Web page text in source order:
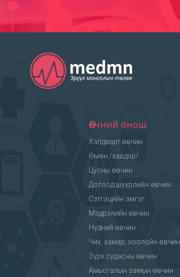
Өвчний онош
Халдварт өвчин
Өмөн /хавдар/
Цусны өвчин
Дотоод шүүрлийн өвчин
Сэтгэцийн эмгэг
Мэдрэлийн өвчин
Нүдний өвчин
Чих, хамар, хоолойн өвчин
Зүрх судасны өвчин
Амьсгалын замын өвчин